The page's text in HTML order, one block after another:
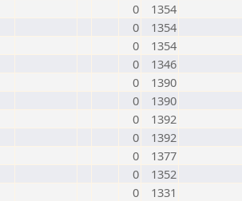
0
1354
0
1354
0
1354
0
1346
0
1390
0
1390
0
1392
0
1392
0
1377
0
1352
0
1331